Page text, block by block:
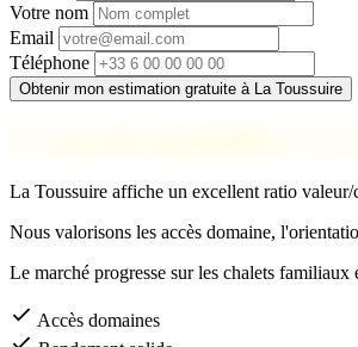
Votre nom
Email
Téléphone
Obtenir mon estimation gratuite à La Toussuire
La Toussuire affiche un excellent ratio
Nous valorisons les accès domaine,
Le marché progresse sur les chalets familiaux
Accès domaines